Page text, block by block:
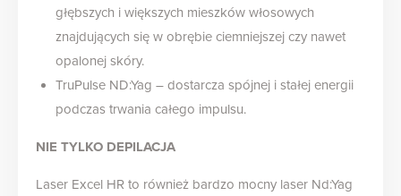
głębszych i większych mieszków włosowych
znajdujących się w obrębie ciemniejszej czy nawet
opalonej skóry.
TruPulse ND:Yag – dostarcza spójnej i stałej energii
podczas trwania całego impulsu.
NIE TYLKO DEPILACJA
Laser Excel HR to również bardzo mocny laser Nd:Yag